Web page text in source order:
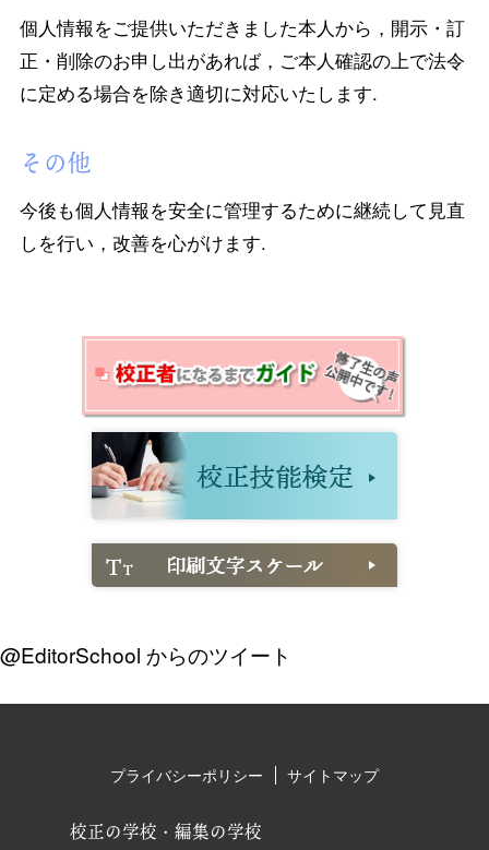
個人情報をご提供いただきました本人から，開示・訂
正・削除のお申し出があれば，ご本人確認の上で法令
に定める場合を除き適切に対応いたします.
その他
今後も個人情報を安全に管理するために継続して見直
しを行い，改善を心がけます.
@EditorSchool からのツイート
校正の学校・編集の学校
プライバシーポリシー サイトマップ